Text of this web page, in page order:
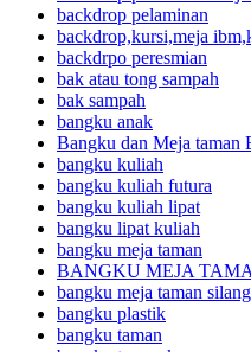
backdrop pelaminan
backdrop,kursi,meja
backdrpo peresmian
bak atau tong sampah
bak sampah
bangku anak
Bangku dan Meja taman
bangku kuliah
bangku kuliah futura
bangku kuliah lipat
bangku lipat kuliah
bangku meja taman
BANGKU MEJA
bangku meja taman silang
bangku plastik
bangku taman